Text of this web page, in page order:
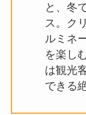
と、冬
ス。ク
ルミネ
を楽し
は観光
できる